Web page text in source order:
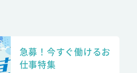
急募！今すぐ働けるお
仕事特集